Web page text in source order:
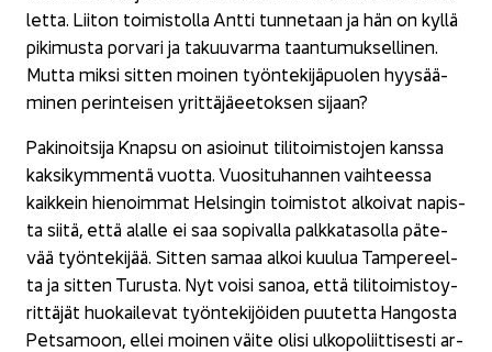
let­ta. Lii­ton toi­mis­tol­la Antti tun­ne­taan ja hän on kyllä
pi­ki­mus­ta por­va­ri ja ta­kuu­var­ma taan­tu­muk­sel­li­nen.
Mutta miksi sit­ten moi­nen työn­te­ki­jä­puo­len hyy­sää­
mi­nen pe­rin­tei­sen yrit­tä­jäee­tok­sen si­jaan?
Pa­ki­noit­si­ja Knap­su on asioi­nut ti­li­toi­mis­to­jen kans­sa
kak­si­kym­men­tä vuot­ta. Vuo­si­tu­han­nen vaih­tees­sa
kaik­kein hie­noim­mat Hel­sin­gin toi­mis­tot al­koi­vat na­pis­
ta siitä, että alal­le ei saa so­pi­val­la palk­ka­ta­sol­la pä­te­
vää työn­te­ki­jää. Sit­ten samaa alkoi kuu­lua Tam­pe­reel­
ta ja sit­ten Tu­rus­ta. Nyt voisi sanoa, että ti­li­toi­mis­to­y­
rit­tä­jät huo­kai­le­vat työn­te­ki­jöi­den puu­tet­ta Han­gos­ta
Pet­sa­moon, ellei moi­nen väite olisi ul­ko­po­liit­ti­ses­ti ar­